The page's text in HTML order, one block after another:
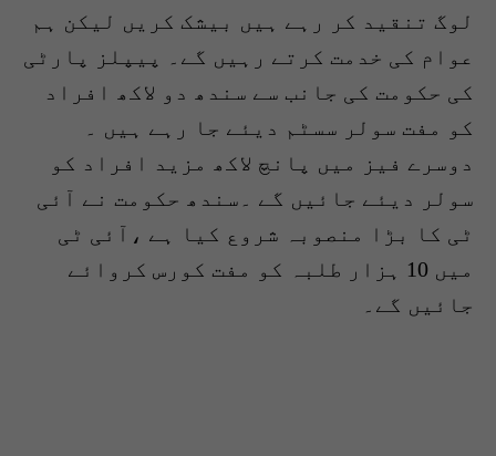
لوگ تنقید کر رہے ہیں بیشک کریں لیکن ہم
عوام کی خدمت کرتے رہیں گے۔ پیپلز پارٹی
کی حکومت کی جانب سے سندھ دو لاکھ افراد
کو مفت سولر سسٹم دیئے جا رہے ہیں ۔
دوسرے فیز میں پانچ لاکھ مزید افراد کو
سولر دیئے جائیں گے ۔سندھ حکومت نے آئی
ٹی کا بڑا منصوبہ شروع کیا ہے ،آئی ٹی
میں 10 ہزار طلبہ کو مفت کورس کروائے
جائیں گے۔